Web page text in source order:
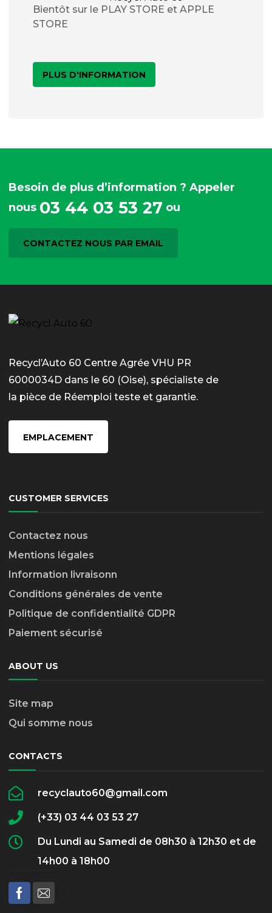
Bientôt sur le PLAY STORE et APPLE
STORE
PLUS D'INFORMATION
Besoin de plus d’information ? Appeler
nous 03 44 03 53 27 ou
CONTACTEZ NOUS PAR EMAIL
Recycl’Auto 60 Centre Agrée VHU PR
6000034D dans le 60 (Oise), spécialiste de
la pièce de Réemploi teste et garantie.
EMPLACEMENT
CUSTOMER SERVICES
Contactez nous
Mentions légales
Information livraisonn
Conditions générales de vente
Politique de confidentialité GDPR
Paiement sécurisé
ABOUT US
Site map
Qui somme nous
CONTACTS
recyclauto60@gmail.com
(+33) 03 44 03 53 27
Du Lundi au Samedi de 08h30 à 12h30 et de
14h00 à 18h00